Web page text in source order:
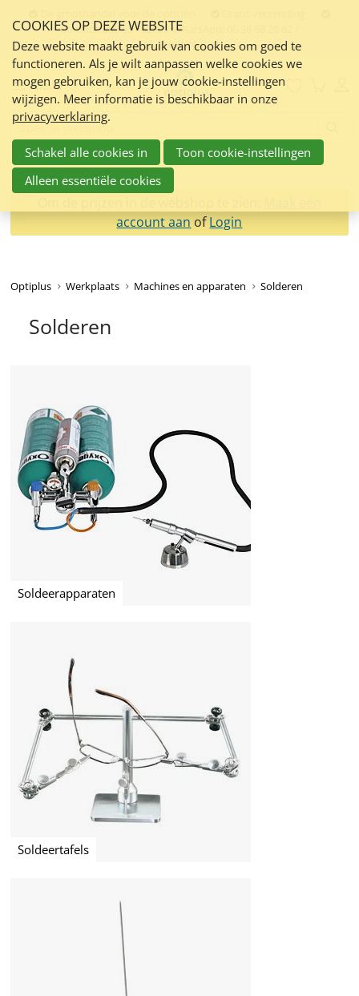
links
over
Spring
naar
de
inhoud
Spring
naar
navigatie
Contact:050 551 5200 / WhatsApp: 06 38 68 28 82 /
info@optiplus.nl
Menu
Zoeken:
account aan ofLogin
Optiplus Werkplaats Machines en apparaten Solderen
Solderen
Soldeerapparaten
Soldeertafels
COOKIES OP DEZE WEBSITE
Deze website maakt gebruik van cookies om goed te
functioneren. Als je wilt aanpassen welke cookies we
mogen gebruiken, kan je jouw cookie-instellingen
wijzigen. Meer informatie is beschikbaar in onze
privacyverklaring.
Schakel alle cookies in
Toon cookie-instellingen
Alleen essentiële cookies